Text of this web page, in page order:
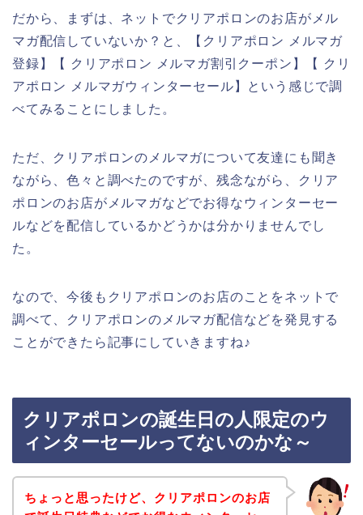
だから、まずは、ネットでクリアポロンのお店がメル
マガ配信していないか？と、【クリアポロン メルマガ
登録】【 クリアポロン メルマガ割引クーポン】【 クリ
アポロン メルマガウィンターセール】という感じで調
べてみることにしました。
ただ、クリアポロンのメルマガについて友達にも聞き
ながら、色々と調べたのですが、残念ながら、クリア
ポロンのお店がメルマガなどでお得なウィンターセー
ルなどを配信しているかどうかは分かりませんでし
た。
なので、今後もクリアポロンのお店のことをネットで
調べて、クリアポロンのメルマガ配信などを発見する
ことができたら記事にしていきますね♪
クリアポロンの誕生日の人限定のウ
ィンターセールってないのかな～
ちょっと思ったけど、クリアポロンのお店